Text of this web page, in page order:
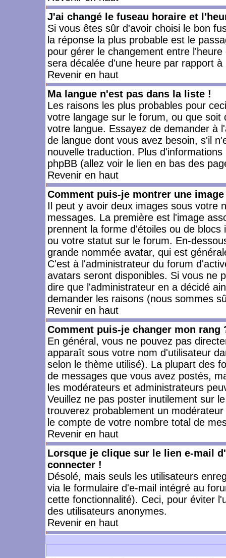
J'ai changé le fuseau horaire et
Si vous êtes sûr d'avoir choisi le bon
la réponse la plus probable est le
pour gérer le changement entre
sera décalée d'une heure par rapport à
Revenir en haut
Ma langue n'est pas dans la liste !
Les raisons les plus probables pour
votre langage sur le forum, ou que
votre langue. Essayez de demander à
de langue dont vous avez besoin, s'il
nouvelle traduction. Plus
phpBB (allez voir le lien en bas des
Revenir en haut
Comment puis-je montrer une
Il peut y avoir deux images sous votre
messages. La première est l'image
prennent la forme d'étoiles ou de
ou votre statut sur le forum. En-
grande nommée avatar, qui est
C'est à l'administrateur du forum
avatars seront disponibles. Si vous ne
dire que l'administrateur en a décidé
demander les raisons (nous sommes
Revenir en haut
Comment puis-je changer mon rang
En général, vous ne pouvez pas
apparaît sous votre nom d'utilisateur
selon le thème utilisé). La plupart des
de messages que vous avez postés,
les modérateurs et administrateurs
Veuillez ne pas poster inutilement sur
trouverez probablement un
le compte de votre nombre total de
Revenir en haut
Lorsque je clique sur le lien e-mail
connecter !
Désolé, mais seuls les utilisateurs
via le formulaire d'e-mail intégré au
cette fonctionnalité). Ceci, pour éviter
des utilisateurs anonymes.
Revenir en haut